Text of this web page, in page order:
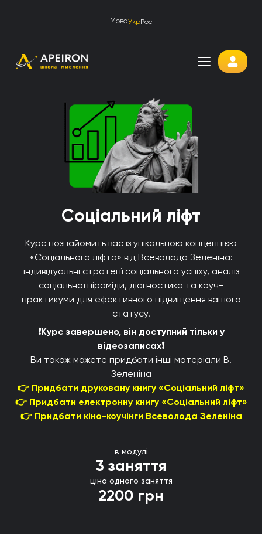
МоваУкрРос
Соціальний ліфт
Курс познайомить вас із унікальною концепцією
«Соціального ліфта» від Всеволода Зеленіна:
індивідуальні стратегії соціального успіху, аналіз
соціальної піраміди, діагностика та коуч-
практикуми для ефективного підвищення вашого
статусу.
❗Курс завершено, він доступний тільки у
відеозаписах❗
Ви також можете придбати інші матеріали В.
Зеленіна
👉 Придбати друковану книгу «Соціальний ліфт»
👉 Придбати електронну книгу «Соціальний ліфт»
👉 Придбати кіно-коучінги Всеволода Зеленіна
в модулі
3 заняття
ціна одного заняття
2200 грн